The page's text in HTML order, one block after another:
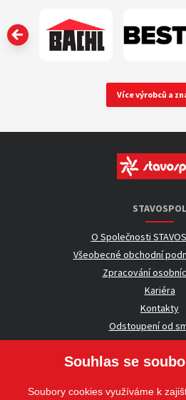
‹
Více výrobců a
STAVOSPOL
O Společnosti
Všeobecné obchodní
Zpracování
Kariéra
Kontakty
Odstoupení od
UŽITEČNÉ
Nezávazná
Souhlas se
Soubory cookies využíváme k